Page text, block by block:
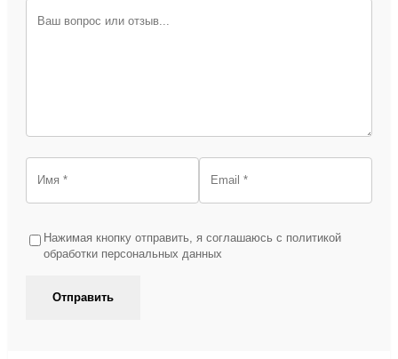
Нажимая кнопку отправить, я соглашаюсь с политикой
обработки персональных данных